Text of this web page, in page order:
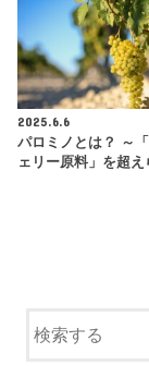
2025.6.6
パロミノとは？ ～
ェリー原料」を超え